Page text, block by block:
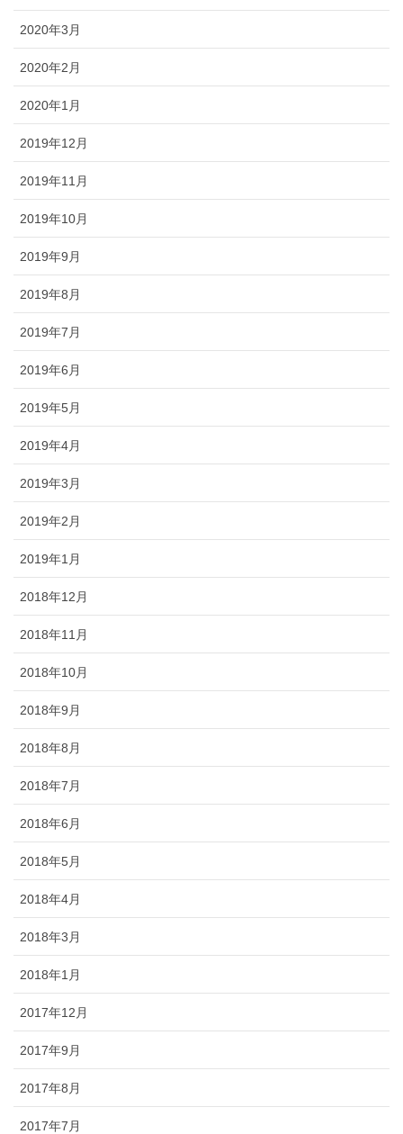
2020年3月
2020年2月
2020年1月
2019年12月
2019年11月
2019年10月
2019年9月
2019年8月
2019年7月
2019年6月
2019年5月
2019年4月
2019年3月
2019年2月
2019年1月
2018年12月
2018年11月
2018年10月
2018年9月
2018年8月
2018年7月
2018年6月
2018年5月
2018年4月
2018年3月
2018年1月
2017年12月
2017年9月
2017年8月
2017年7月